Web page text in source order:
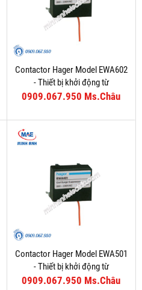
Contactor Hager Model EWA602
- Thiết bị khởi động từ
0909.067.950 Ms.Châu
Contactor Hager Model EWA501
- Thiết bị khởi động từ
0909.067.950 Ms.Châu